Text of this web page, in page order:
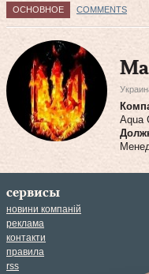
ОСНОВНОЕ COMMENTS
Aqua
сервисы
новини компаній
реклама
контакти
правила
rss